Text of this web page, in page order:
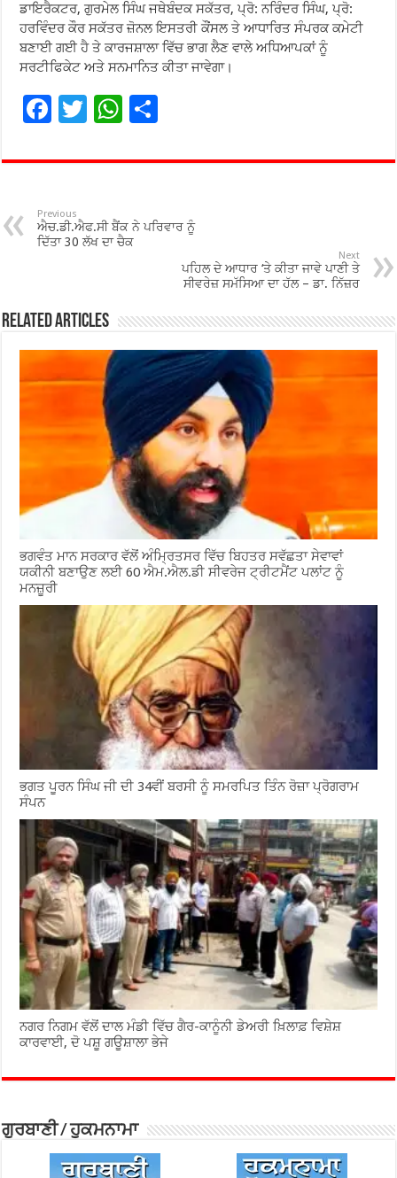
ਡਾਇਰੈਕਟਰ, ਗੁਰਮੇਲ ਸਿੰਘ ਜਥੇਬੰਦਕ ਸਕੱਤਰ, ਪ੍ਰੋ: ਨਰਿੰਦਰ ਸਿੰਘ, ਪ੍ਰੋ:
ਹਰਵਿੰਦਰ ਕੌਰ ਸਕੱਤਰ ਜ਼ੋਨਲ ਇਸਤਰੀ ਕੌਂਸਲ ਤੇ ਆਧਾਰਿਤ ਸੰਪਰਕ ਕਮੇਟੀ
ਬਣਾਈ ਗਈ ਹੈ ਤੇ ਕਾਰਜਸ਼ਾਲਾ ਵਿੱਚ ਭਾਗ ਲੈਣ ਵਾਲੇ ਅਧਿਆਪਕਾਂ ਨੂੰ
ਸਰਟੀਫਿਕੇਟ ਅਤੇ ਸਨਮਾਨਿਤ ਕੀਤਾ ਜਾਵੇਗਾ।
F
e
o
o
T
tt
W
at
p
p
ar
Previous
ਐਚ.ਡੀ.ਐਫ.ਸੀ ਬੈਂਕ ਨੇ ਪਰਿਵਾਰ ਨੂੰ
ਦਿੱਤਾ 30 ਲੱਖ ਦਾ ਚੈਕ
Next
ਪਹਿਲ ਦੇ ਆਧਾਰ ‘ਤੇ ਕੀਤਾ ਜਾਵੇ ਪਾਣੀ ਤੇ
ਸੀਵਰੇਜ਼ ਸਮੱਸਿਆ ਦਾ ਹੱਲ – ਡਾ. ਨਿੱਜ਼ਰ
Related Articles
ਭਗਵੰਤ ਮਾਨ ਸਰਕਾਰ ਵੱਲੋਂ ਅੰਮ੍ਰਿਤਸਰ ਵਿੱਚ ਬਿਹਤਰ ਸਵੱਛਤਾ ਸੇਵਾਵਾਂ
ਯਕੀਨੀ ਬਣਾਉਣ ਲਈ 60 ਐਮ.ਐਲ.ਡੀ ਸੀਵਰੇਜ ਟ੍ਰੀਟਮੈਂਟ ਪਲਾਂਟ ਨੂੰ
ਮਨਜ਼ੂਰੀ
ਭਗਤ ਪੂਰਨ ਸਿੰਘ ਜੀ ਦੀ 34ਵੀਂ ਬਰਸੀ ਨੂੰ ਸਮਰਪਿਤ ਤਿੰਨ ਰੋਜ਼ਾ ਪ੍ਰੋਗਰਾਮ
ਸੰਪਨ
ਨਗਰ ਨਿਗਮ ਵੱਲੋਂ ਦਾਲ ਮੰਡੀ ਵਿੱਚ ਗੈਰ-ਕਾਨੂੰਨੀ ਡੇਅਰੀ ਖ਼ਿਲਾਫ਼ ਵਿਸ਼ੇਸ਼
ਕਾਰਵਾਈ, ਦੋ ਪਸ਼ੂ ਗਊਸ਼ਾਲਾ ਭੇਜੇ
ਗੁਰਬਾਣੀ / ਹੁਕਮਨਾਮਾ